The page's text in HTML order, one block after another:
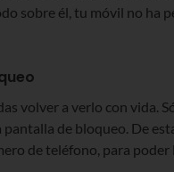
sobre él, tu móvil no ha
volver a verlo con vida.
de bloqueo. De
de teléfono, para